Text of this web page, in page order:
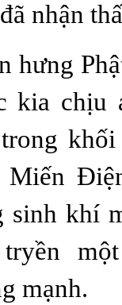
nhận
hưng
kia chịu
khối
Miến
sinh khí
mạnh.